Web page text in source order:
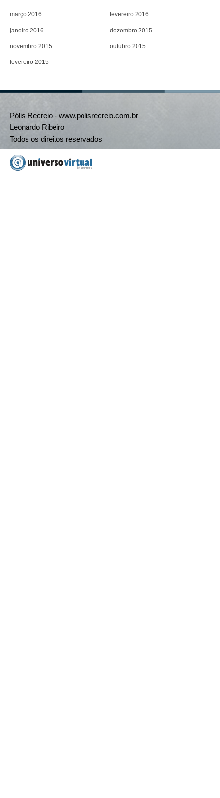
março 2016 fevereiro 2016
janeiro 2016 dezembro 2015
novembro 2015 outubro 2015
fevereiro 2015
Pólis Recreio - www.polisrecreio.com.br
Leonardo Ribeiro
Todos os direitos reservados